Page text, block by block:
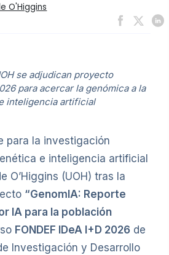
O'Higgins
se adjudican proyecto
para acercar la genómica a la
inteligencia artificial
para la investigación
e inteligencia artificial
O’Higgins (UOH) tras la
“GenomIA: Reporte
IA para la población
FONDEF IDeA I+D 2026 de
Investigación y Desarrollo